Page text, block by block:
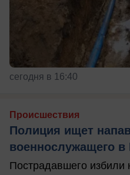
сегодня в 16:40
Происшествия
Полиция ищет
военнослужащего в
Пострадавшего избили